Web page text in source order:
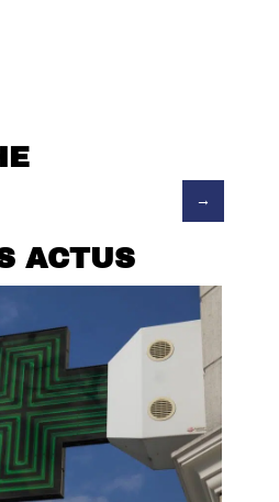
ACTUS